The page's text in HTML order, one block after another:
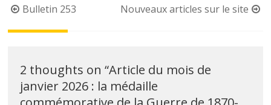
Post
navigation
Bulletin 253 Nouveaux articles sur le site
2 thoughts on “Article du mois de
janvier 2026 : la médaille